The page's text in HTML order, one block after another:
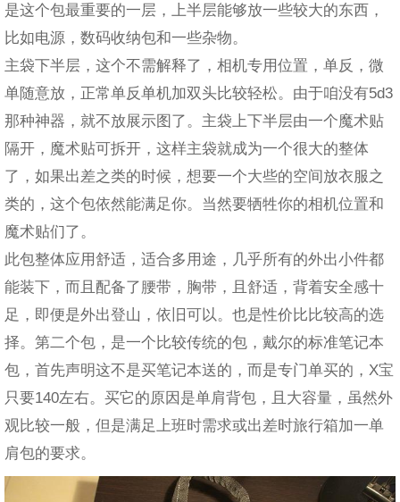
是这个包最重要的一层，上半层能够放一些较大的东西，
比如电源，数码收纳包和一些杂物。
主袋下半层，这个不需解释了，相机专用位置，单反，微
单随意放，正常单反单机加双头比较轻松。由于咱没有5d3
那种神器，就不放展示图了。主袋上下半层由一个魔术贴
隔开，魔术贴可拆开，这样主袋就成为一个很大的整体
了，如果出差之类的时候，想要一个大些的空间放衣服之
类的，这个包依然能满足你。当然要牺牲你的相机位置和
魔术贴们了。
此包整体应用舒适，适合多用途，几乎所有的外出小件都
能装下，而且配备了腰带，胸带，且舒适，背着安全感十
足，即便是外出登山，依旧可以。也是性价比比较高的选
择。第二个包，是一个比较传统的包，戴尔的标准笔记本
包，首先声明这不是买笔记本送的，而是专门单买的，X宝
只要140左右。买它的原因是单肩背包，且大容量，虽然外
观比较一般，但是满足上班时需求或出差时旅行箱加一单
肩包的要求。